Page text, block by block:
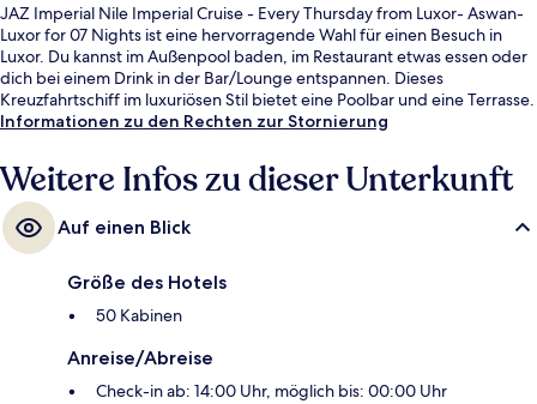
JAZ Imperial Nile Imperial Cruise - Every Thursday from Luxor- Aswan-
Luxor for 07 Nights ist eine hervorragende Wahl für einen Besuch in
Luxor. Du kannst im Außenpool baden, im Restaurant etwas essen oder
dich bei einem Drink in der Bar/Lounge entspannen. Dieses
Kreuzfahrtschiff im luxuriösen Stil bietet eine Poolbar und eine Terrasse.
Informationen zu den Rechten zur Stornierung
Weitere Infos zu dieser Unterkunft
Auf einen Blick
Größe des Hotels
50 Kabinen
Anreise/Abreise
Check-in ab: 14:00 Uhr, möglich bis: 00:00 Uhr